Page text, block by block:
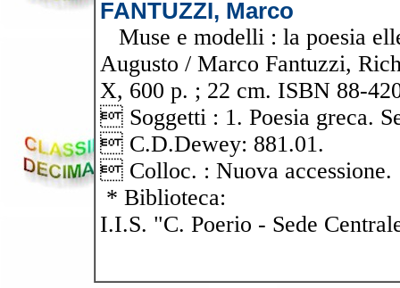
FANTUZZI, Marco
Muse e modelli : la poesia
Augusto / Marco Fantuzzi,
X, 600 p. ; 22 cm. ISBN 88-
 Soggetti : 1. Poesia greca.
 C.D.Dewey: 881.01.
 Colloc. : Nuova accessione.
* Biblioteca:
I.I.S. "C. Poerio - Sede